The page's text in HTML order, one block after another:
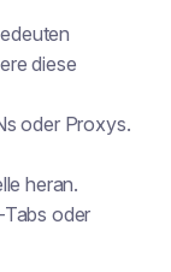
diese
oder Proxys.
heran.
oder